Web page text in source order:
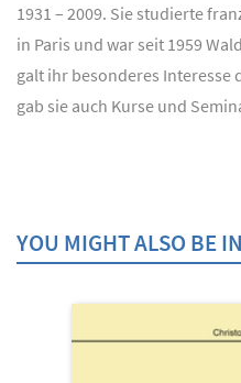
1931 – 2009. Sie studierte
in Paris und war seit 1959
galt ihr besonderes Interesse
gab sie auch Kurse und
YOU MIGHT ALSO BE